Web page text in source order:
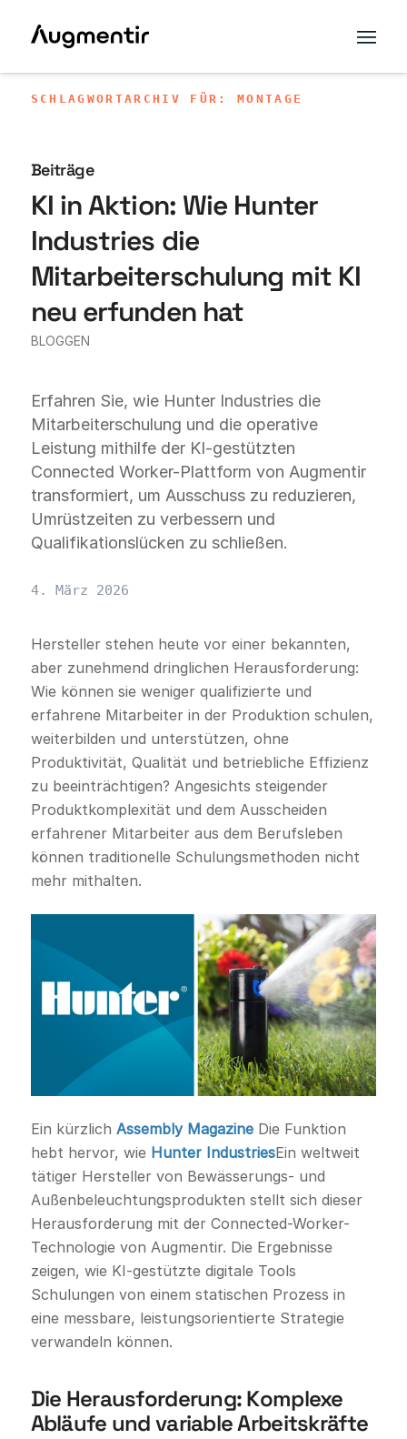
SCHLAGWORTARCHIV FÜR: MONTAGE
Beiträge
KI in Aktion: Wie Hunter
Industries die
Mitarbeiterschulung mit KI
neu erfunden hat
BLOGGEN
Erfahren Sie, wie Hunter Industries die
Mitarbeiterschulung und die operative
Leistung mithilfe der KI-gestützten
Connected Worker-Plattform von Augmentir
transformiert, um Ausschuss zu reduzieren,
Umrüstzeiten zu verbessern und
Qualifikationslücken zu schließen.
4. März 2026
Hersteller stehen heute vor einer bekannten,
aber zunehmend dringlichen Herausforderung:
Wie können sie weniger qualifizierte und
erfahrene Mitarbeiter in der Produktion schulen,
weiterbilden und unterstützen, ohne
Produktivität, Qualität und betriebliche Effizienz
zu beeinträchtigen? Angesichts steigender
Produktkomplexität und dem Ausscheiden
erfahrener Mitarbeiter aus dem Berufsleben
können traditionelle Schulungsmethoden nicht
mehr mithalten.
Ein kürzlich Assembly MagazineDie Funktion
hebt hervor, wie Hunter IndustriesEin weltweit
tätiger Hersteller von Bewässerungs- und
Außenbeleuchtungsprodukten stellt sich dieser
Herausforderung mit der Connected-Worker-
Technologie von Augmentir. Die Ergebnisse
zeigen, wie KI-gestützte digitale Tools
Schulungen von einem statischen Prozess in
eine messbare, leistungsorientierte Strategie
verwandeln können.
Die Herausforderung: Komplexe
Abläufe und variable Arbeitskräfte